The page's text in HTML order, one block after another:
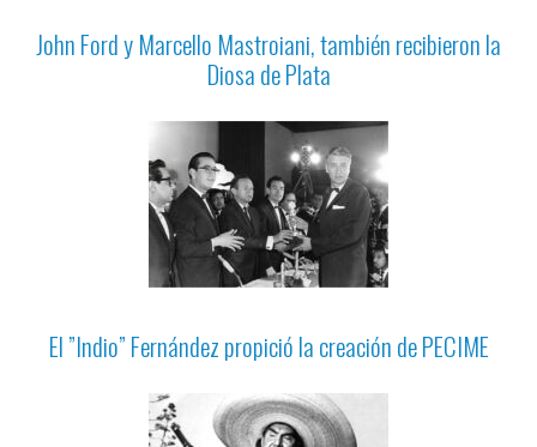
John Ford y Marcello Mastroiani, también recibieron la
Diosa de Plata
El ”Indio” Fernández propició la creación de PECIME